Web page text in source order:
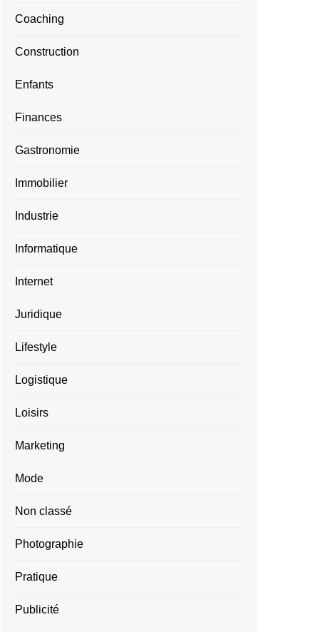
Coaching
Construction
Enfants
Finances
Gastronomie
Immobilier
Industrie
Informatique
Internet
Juridique
Lifestyle
Logistique
Loisirs
Marketing
Mode
Non classé
Photographie
Pratique
Publicité